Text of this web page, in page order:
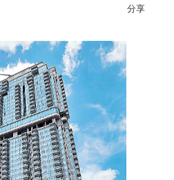
分享